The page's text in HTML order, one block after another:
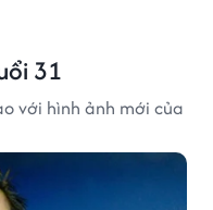
31
với hình ảnh mới của